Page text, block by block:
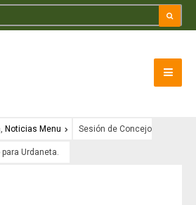
, Noticias Menu Sesión de Concejo
Urdaneta.